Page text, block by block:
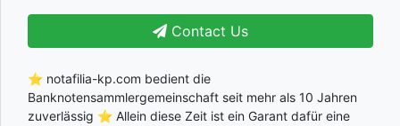
Contact Us
⭐ notafilia-kp.com bedient die
Banknotensammlergemeinschaft seit mehr als 10 Jahren
zuverlässig ⭐ Allein diese Zeit ist ein Garant dafür eine